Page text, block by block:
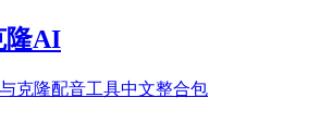
隆AI
克隆配音工具中文整合包